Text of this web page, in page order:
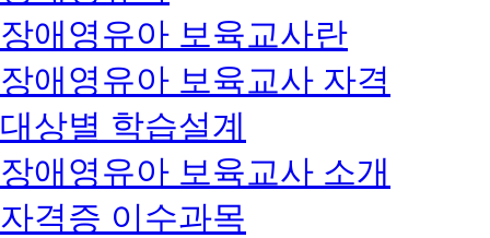
장애영유아 보육교사란
장애영유아 보육교사 자격
대상별 학습설계
장애영유아 보육교사 소개
자격증 이수과목